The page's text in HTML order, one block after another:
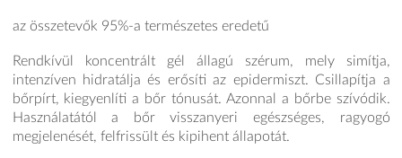
az összetevők 95%-a természetes eredetű
Rendkívül koncentrált gél állagú szérum, mely simítja,
intenzíven hidratálja és erősíti az epidermiszt. Csillapítja a
bőrpírt, kiegyenlíti a bőr tónusát. Azonnal a bőrbe szívódik.
Használatától a bőr visszanyeri egészséges, ragyogó
megjelenését, felfrissült és kipihent állapotát.